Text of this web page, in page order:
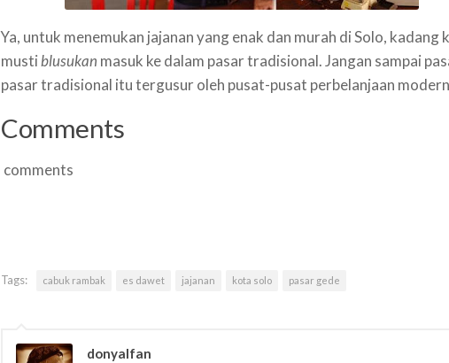
Ya, untuk menemukan jajanan yang enak dan murah di Solo, kadang
mustiblusukan masuk ke dalam pasar tradisional. Jangan sampai
pasar tradisional itu tergusur oleh pusat-pusat perbelanjaan
Comments
comments
Tags: cabuk rambak es dawet jajanan kota solo pasar gede
donyalfan